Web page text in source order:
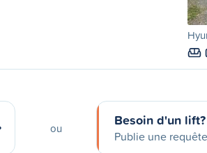
ou Besoin d'un lift?
Publie une